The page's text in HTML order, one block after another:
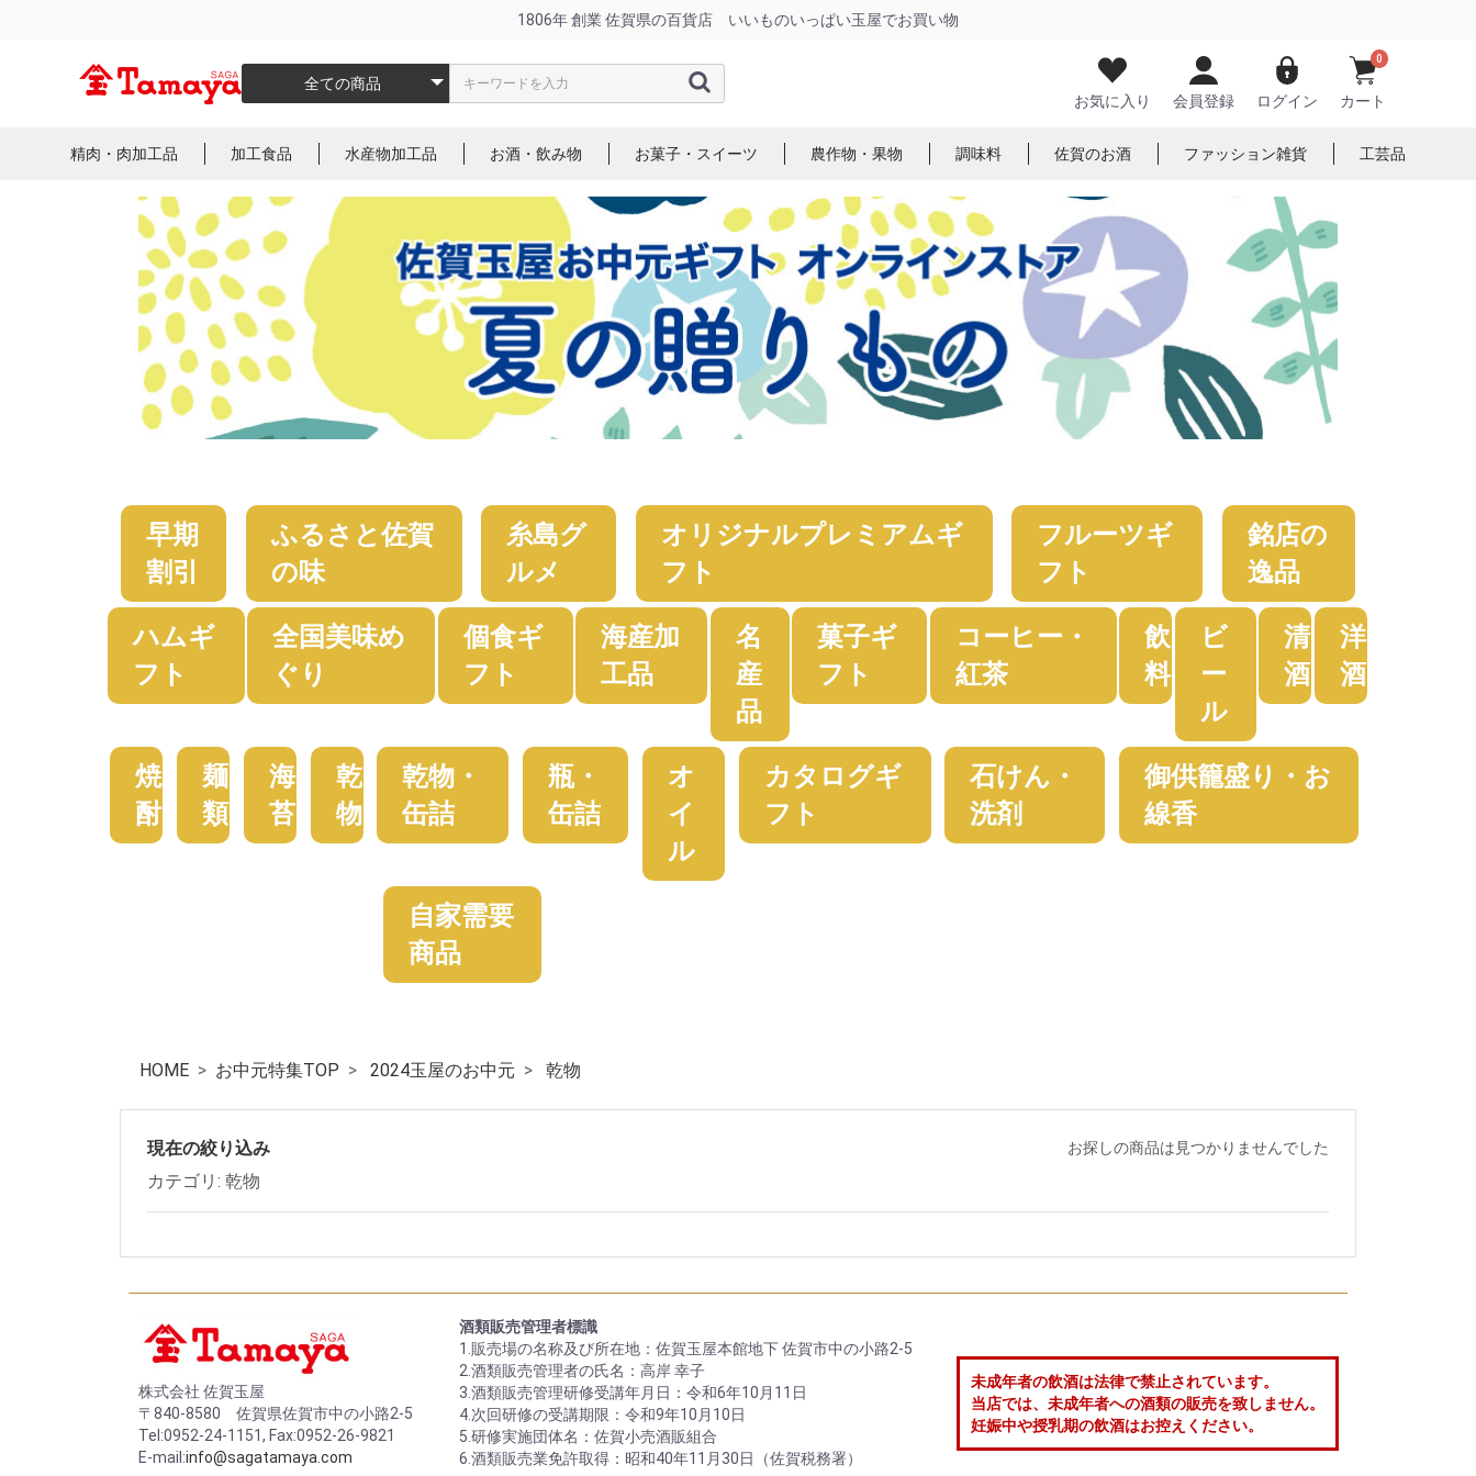
1806年 創業 佐賀県の百貨店 いいものいっぱい玉屋でお買い物
全ての商品
お気に入り
会員登録 ログイン カート
0
精肉・肉加工品 加工食品 水産物加工品 お酒・飲み物 お菓子・スイーツ 農作物・果物 調味料 佐賀のお酒 ファッション雑貨 工芸品
早期
割引
ふるさと佐賀
の味
糸島グ
ルメ
オリジナルプレミアムギ
フト
フルーツギ
フト
銘店の
逸品
ハムギ
フト
全国美味め
ぐり
個食ギ
フト
海産加
工品
名
産
品
菓子ギ
フト
コーヒー・
紅茶
飲
料
ビ
ー
ル
清
酒
洋
酒
焼
酎
麺
類
海
苔
乾
物
乾物・
缶詰
瓶・
缶詰
オ
イ
ル
カタログギ
フト
石けん・
洗剤
御供籠盛り・お
線香
自家需要
商品
HOME お中元特集TOP 2024玉屋のお中元 乾物
現在の絞り込み
カテゴリ: 乾物
お探しの商品は見つかりませんでした
株式会社 佐賀玉屋
〒840-8580 佐賀県佐賀市中の小路2-5
Tel:0952-24-1151, Fax:0952-26-9821
E-mail:info@sagatamaya.com
酒類販売管理者標識
1.販売場の名称及び所在地：佐賀玉屋本館地下 佐賀市中の小路2-5
2.酒類販売管理者の氏名：高岸 幸子
3.酒類販売管理研修受講年月日：令和6年10月11日
4.次回研修の受講期限：令和9年10月10日
5.研修実施団体名：佐賀小売酒販組合
6.酒類販売業免許取得：昭和40年11月30日（佐賀税務署）
未成年者の飲酒は法律で禁止されています。
当店では、未成年者への酒類の販売を致しません。
妊娠中や授乳期の飲酒はお控えください。